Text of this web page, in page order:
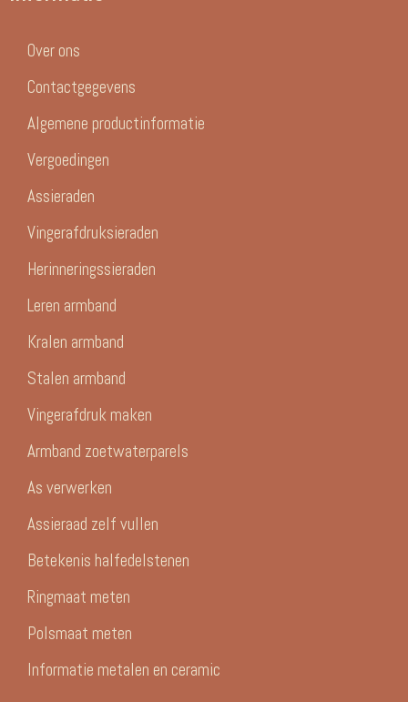
Over ons
Contactgegevens
Algemene productinformatie
Vergoedingen
Assieraden
Vingerafdruksieraden
Herinneringssieraden
Leren armband
Kralen armband
Stalen armband
Vingerafdruk maken
Armband zoetwaterparels
As verwerken
Assieraad zelf vullen
Betekenis halfedelstenen
Ringmaat meten
Polsmaat meten
Informatie metalen en ceramic